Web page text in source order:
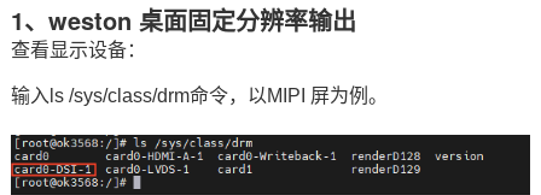
1、weston 桌面固定分辨率输出
查看显示设备：
输入ls /sys/class/drm命令，以MIPI 屏为例。